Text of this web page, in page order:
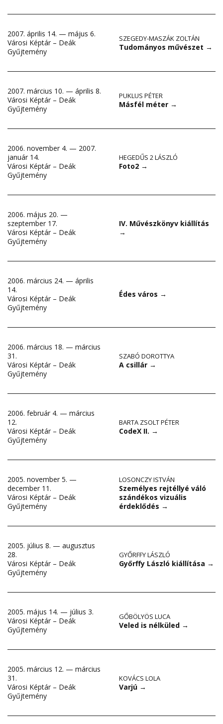
2007. április 14. — május 6.
Városi Képtár – Deák
Gyűjtemény
SZEGEDY-MASZÁK ZOLTÁN
Tudományos művészet →
2007. március 10. — április 8.
Városi Képtár – Deák
Gyűjtemény
PUKLUS PÉTER
Másfél méter →
2006. november 4. — 2007.
január 14.
Városi Képtár – Deák
Gyűjtemény
HEGEDŰS 2 LÁSZLÓ
Foto2 →
2006. május 20. —
szeptember 17.
Városi Képtár – Deák
Gyűjtemény
IV. Művészkönyv kiállítás
→
2006. március 24. — április
14.
Városi Képtár – Deák
Gyűjtemény
Édes város →
2006. március 18. — március
31.
Városi Képtár – Deák
Gyűjtemény
SZABÓ DOROTTYA
A csillár →
2006. február 4. — március
12.
Városi Képtár – Deák
Gyűjtemény
BARTA ZSOLT PÉTER
CodeX II. →
2005. november 5. —
december 11.
Városi Képtár – Deák
Gyűjtemény
LOSONCZY ISTVÁN
Személyes rejtéllyé váló
szándékos vizuális
érdeklődés →
2005. július 8. — augusztus
28.
Városi Képtár – Deák
Gyűjtemény
GYŐRFFY LÁSZLÓ
Győrffy László kiállítása →
2005. május 14. — július 3.
Városi Képtár – Deák
Gyűjtemény
GŐBÖLYÖS LUCA
Veled is nélküled →
2005. március 12. — március
31.
Városi Képtár – Deák
Gyűjtemény
KOVÁCS LOLA
Varjú →